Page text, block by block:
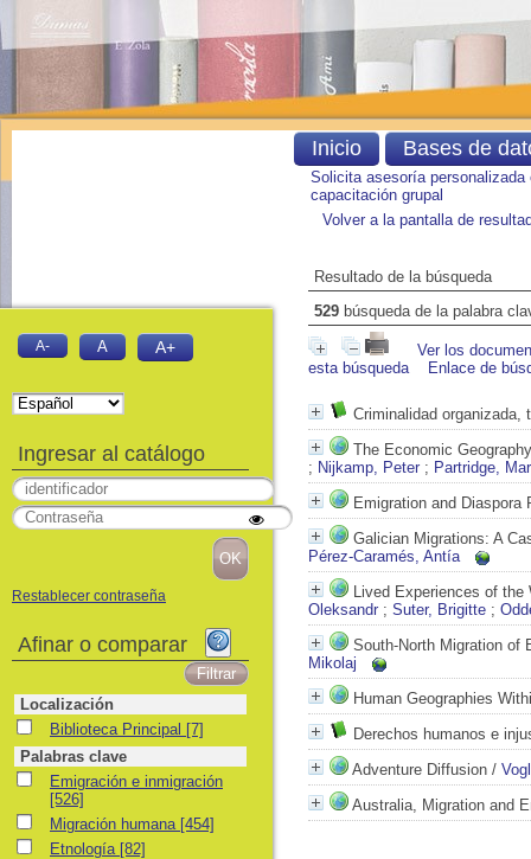
Solicita asesoría personalizada
capacitación grupal
Volver a la pantalla de
Resultado de la búsqueda
529 búsqueda de la palabra
Ver los
esta búsqueda
Enlace de
Criminalidad organizada,
The Economic
; Nijkamp, Peter ; Partridge,
Emigration and
Galician Migrations: A
Pérez-Caramés, Antía
Lived Experiences of the
Oleksandr ; Suter, Brigitte ;
South-North Migration of
Mikolaj
Human Geographies
Derechos humanos e
Adventure Diffusion /
Australia, Migration and
Inicio Bases de
A- A A+
Ingresar al catálogo
Restablecer contraseña
Afinar o comparar
Localización
Biblioteca Principal
Biblioteca Principal [7]
Palabras clave
Emigración e inmigración
Emigración e inmigración
[526]
Migración humana
Migración humana [454]
EtnologíaEtnología [82]